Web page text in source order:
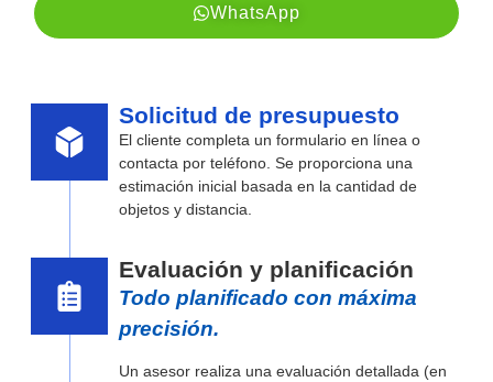
WhatsApp
Solicitud de presupuesto
El cliente completa un formulario en línea o
contacta por teléfono. Se proporciona una
estimación inicial basada en la cantidad de
objetos y distancia.
Evaluación y planificación
Todo planificado con máxima
precisión.
Un asesor realiza una evaluación detallada (en